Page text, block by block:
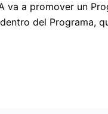
va a promover un
del Programa,